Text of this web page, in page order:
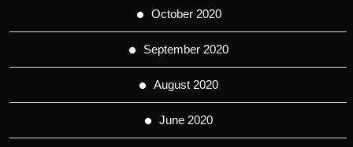
October 2020
September 2020
August 2020
June 2020